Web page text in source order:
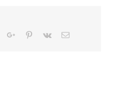
TumblrGoogle+Pinterest
Vk Email